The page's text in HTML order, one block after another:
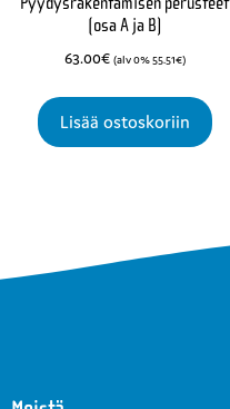
(osa A ja B)
63.00€ (alv 0%55.51€)
Lisää ostoskoriin